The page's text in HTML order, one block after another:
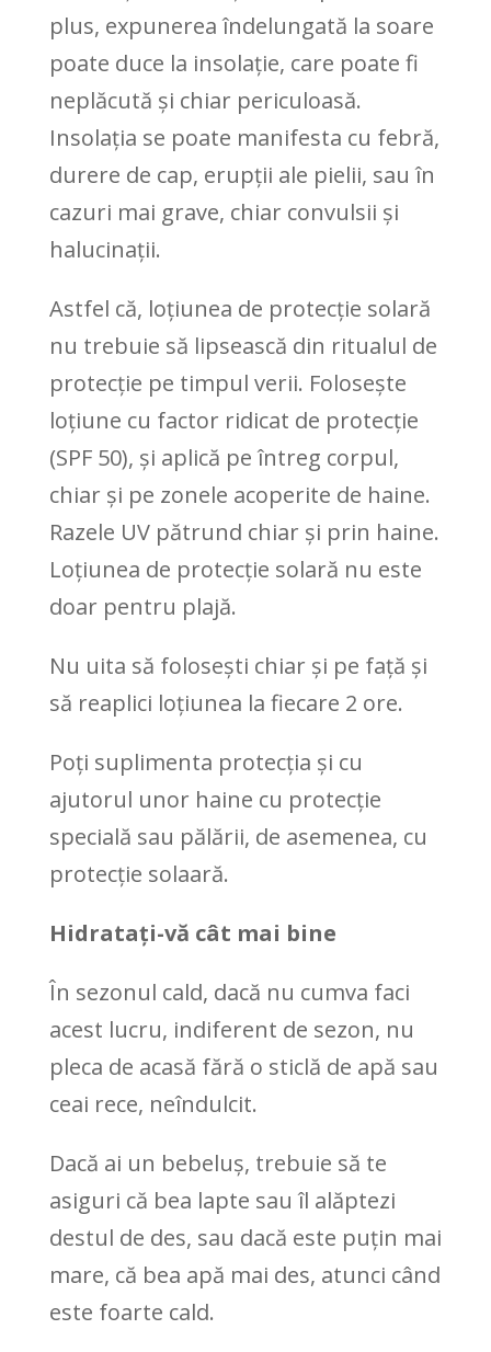
plus, expunerea îndelungată la soare
poate duce la insolație, care poate fi
neplăcută și chiar periculoasă.
Insolația se poate manifesta cu febră,
durere de cap, erupții ale pielii, sau în
cazuri mai grave, chiar convulsii și
halucinații.
Astfel că, loțiunea de protecție solară
nu trebuie să lipsească din ritualul de
protecție pe timpul verii. Folosește
loțiune cu factor ridicat de protecție
(SPF 50), și aplică pe întreg corpul,
chiar și pe zonele acoperite de haine.
Razele UV pătrund chiar și prin haine.
Loțiunea de protecție solară nu este
doar pentru plajă.
Nu uita să folosești chiar și pe față și
să reaplici loțiunea la fiecare 2 ore.
Poți suplimenta protecția și cu
ajutorul unor haine cu protecție
specială sau pălării, de asemenea, cu
protecție solaară.
Hidratați-vă cât mai bine
În sezonul cald, dacă nu cumva faci
acest lucru, indiferent de sezon, nu
pleca de acasă fără o sticlă de apă sau
ceai rece, neîndulcit.
Dacă ai un bebeluș, trebuie să te
asiguri că bea lapte sau îl alăptezi
destul de des, sau dacă este puțin mai
mare, că bea apă mai des, atunci când
este foarte cald.